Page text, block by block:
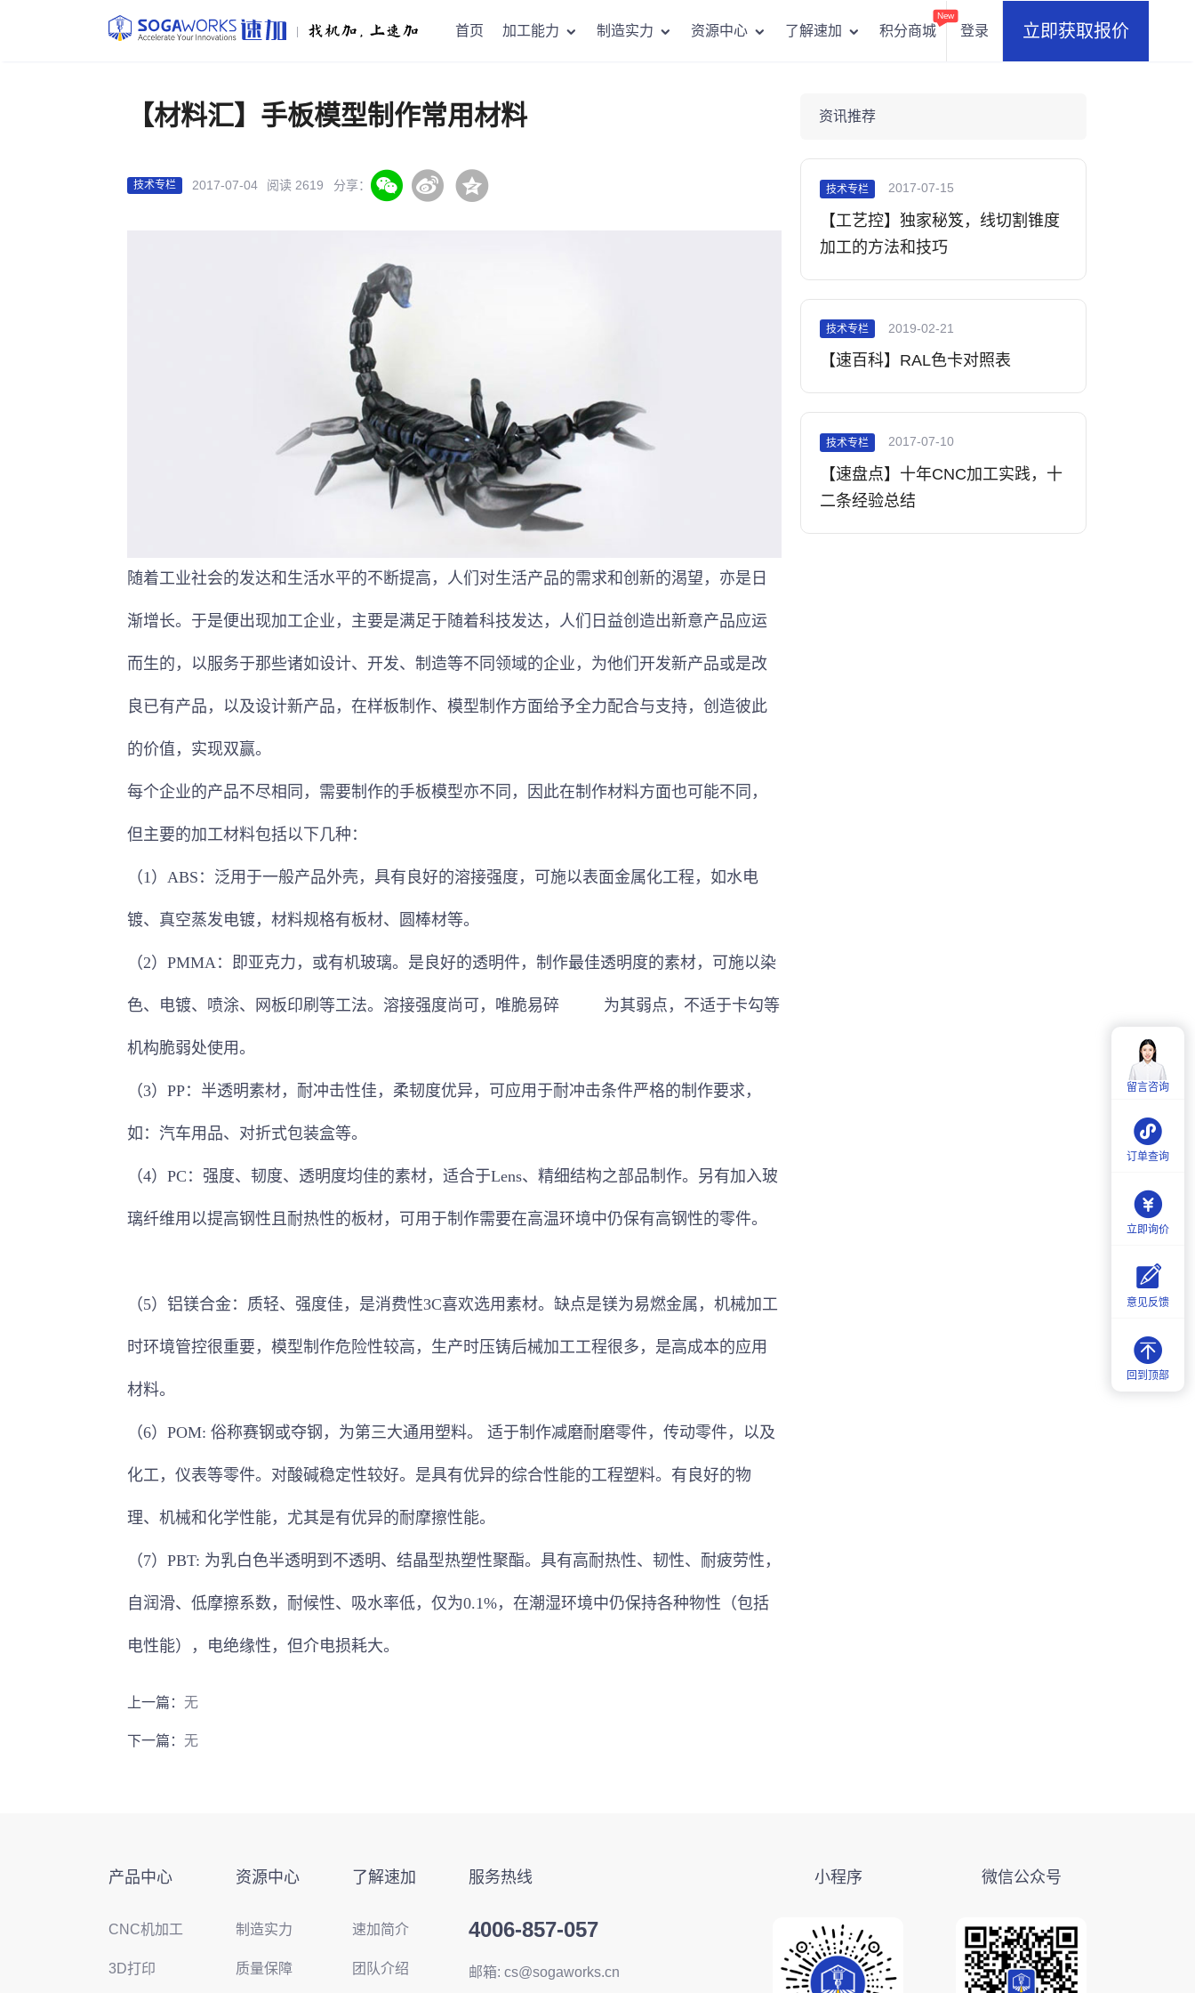
首页 加工能力 制造实力 资源中心 了解速加 积分商城
New
登录 立即获取报价
留言咨询
订单查询
立即询价
意见反馈
回到顶部
【材料汇】手板模型制作常用材料
技术专栏 2017-07-04 阅读 2619 分享：
随着工业社会的发达和生活水平的不断提高，人们对生活产品的需求和创新的渴望，亦是日
渐增长。于是便出现加工企业，主要是满足于随着科技发达，人们日益创造出新意产品应运
而生的，以服务于那些诸如设计、开发、制造等不同领域的企业，为他们开发新产品或是改
良已有产品，以及设计新产品，在样板制作、模型制作方面给予全力配合与支持，创造彼此
的价值，实现双赢。
每个企业的产品不尽相同，需要制作的手板模型亦不同，因此在制作材料方面也可能不同，
但主要的加工材料包括以下几种：
（1） ABS ：泛用于一般产品外壳，具有良好的溶接强度，可施以表面金属化工程，如水电
镀、真空蒸发电镀，材料规格有板材、圆棒材等。
（2） PMMA：即亚克力，或有机玻璃。是良好的透明件，制作最佳透明度的素材，可施以染
色、电镀、喷涂、网板印刷等工法。溶接强度尚可，唯脆易碎 为其弱点，不适于卡勾等
机构脆弱处使用。
（3） PP：半透明素材，耐冲击性佳，柔韧度优异，可应用于耐冲击条件严格的制作要求，
如：汽车用品、对折式包装盒等。
（4） PC ：强度、韧度、透明度均佳的素材，适合于Lens、精细结构之部品制作。另有加入玻
璃纤维用以提高钢性且耐热性的板材，可用于制作需要在高温环境中仍保有高钢性的零件。
（5）铝镁合金：质轻、强度佳，是消费性3C喜欢选用素材。缺点是镁为易燃金属， 机械加工
时环境管控很重要，模型制作危险性较高，生产时压铸后械加工工程很多，是高成本的应用
材料。
（6） POM: 俗称赛钢或夺钢，为第三大通用塑料。 适于制作减磨耐磨零件，传动零件，以及
化工，仪表等零件。对酸碱稳定性较好。是具有优异的综合性能的工程塑料。有良好的物
理、机械和化学性能，尤其是有优异的耐摩擦性能。
（7） PBT: 为乳白色半透明到不透明、结晶型热塑性聚酯。具有高耐热性、韧性、耐疲劳性，
自润滑、低摩擦系数，耐候性、吸水率低，仅为0.1%，在潮湿环境中仍保持各种物性（包括
电性能），电绝缘性，但介电损耗大。
上一篇： 无
下一篇： 无
资讯推荐
技术专栏 2017-07-15
【工艺控】独家秘笈，线切割锥度
加工的方法和技巧
技术专栏 2019-02-21
【速百科】RAL色卡对照表
技术专栏 2017-07-10
【速盘点】十年CNC加工实践，十
二条经验总结
产品中心
CNC机加工
3D打印
资源中心
制造实力
质量保障
了解速加
速加简介
团队介绍
服务热线
4006-857-057
邮箱: cs@sogaworks.cn
小程序 微信公众号